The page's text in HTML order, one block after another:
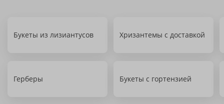
Букеты из лизиантусов Хризантемы с доставкой
Герберы Букеты с гортензией